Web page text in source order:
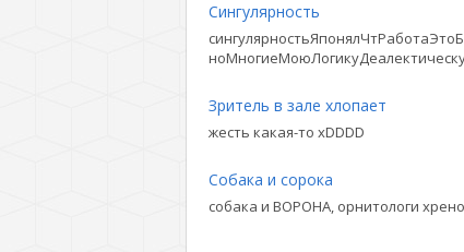
Сингулярность
Зритель в зале хлопает
жесть какая-то xDDDD
Собака и сорока
собака и ВОРОНА, орнитологи